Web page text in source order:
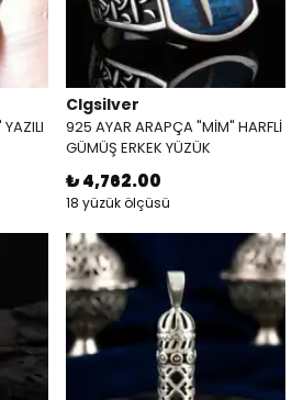
Clgsilver
925 AYAR ARAPÇA "MİM" HARFLİ
GÜMÜŞ ERKEK YÜZÜK
₺ 4,762.00
18 yüzük ölçüsü